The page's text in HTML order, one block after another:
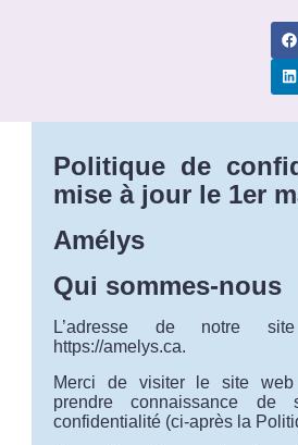
Politique de
mise à jour le 1er
Amélys
Qui sommes-nous
L’adresse de notre
https://amelys.ca.
Merci de visiter le site web
prendre connaissance de
confidentialité (ci-après la